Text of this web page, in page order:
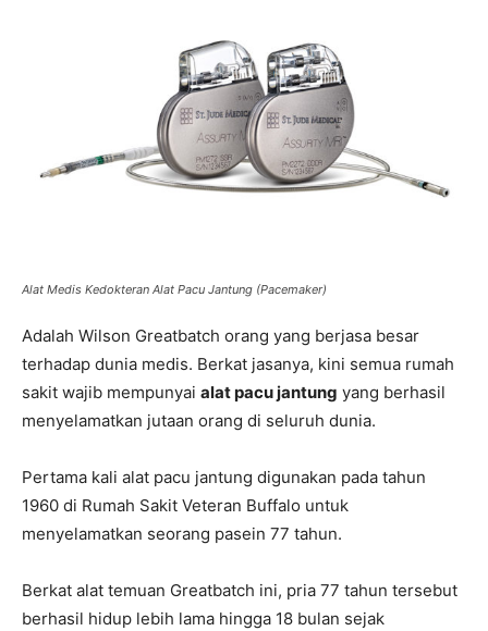
Alat Medis Kedokteran Alat Pacu Jantung (Pacemaker)
Adalah Wilson Greatbatch orang yang berjasa besar
terhadap dunia medis. Berkat jasanya, kini semua rumah
sakit wajib mempunyai alat pacu jantung yang berhasil
menyelamatkan jutaan orang di seluruh dunia.
Pertama kali alat pacu jantung digunakan pada tahun
1960 di Rumah Sakit Veteran Buffalo untuk
menyelamatkan seorang pasein 77 tahun.
Berkat alat temuan Greatbatch ini, pria 77 tahun tersebut
berhasil hidup lebih lama hingga 18 bulan sejak